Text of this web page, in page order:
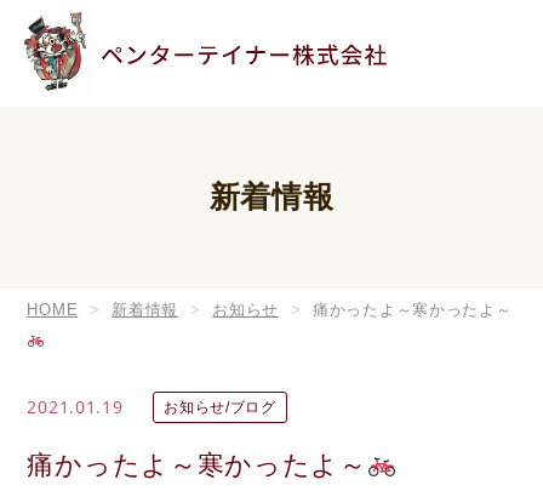
新着情報
HOME 新着情報 お知らせ 痛かったよ～寒かったよ～
2021.01.19 お知らせ/ブログ
痛かったよ～寒かったよ～